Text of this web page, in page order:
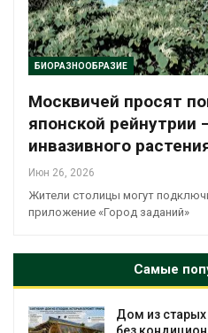
БИОРАЗНООБРАЗИЕ
Москвичей просят
японской рейнутрии
инвазивного
Июн 26, 2026
Жители столицы могут
приложение «Город заданий»
Самые
Дом из
без